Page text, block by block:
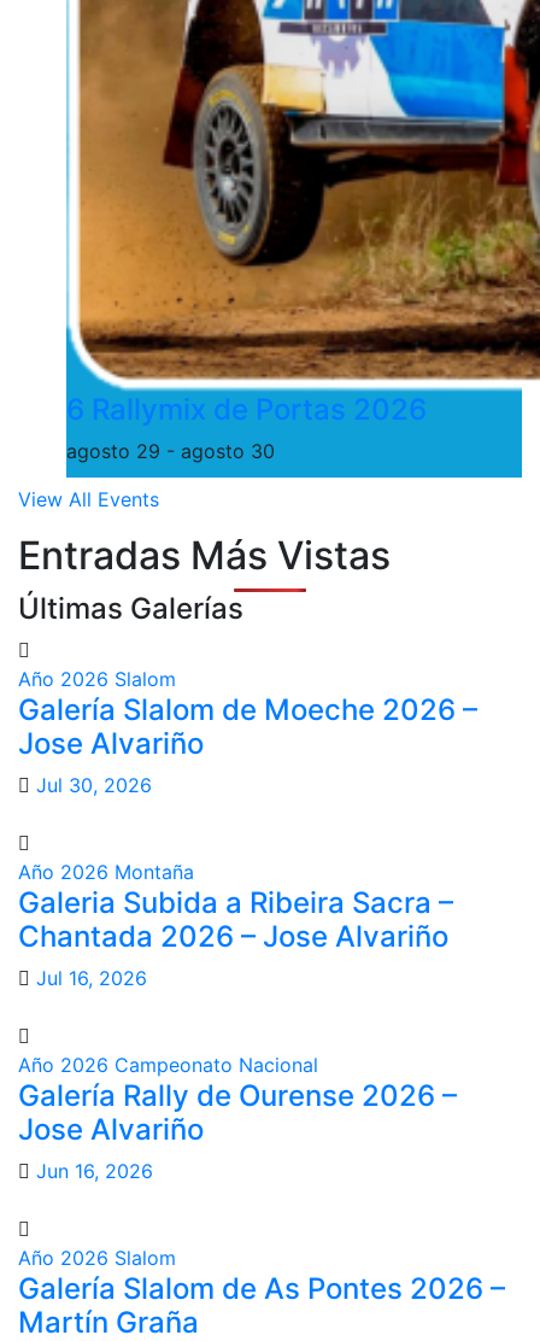
6 Rallymix de Portas 2026
agosto 29 - agosto 30
View All Events
Entradas Más Vistas
Últimas Galerías
Año 2026 Slalom
Galería Slalom de Moeche 2026 –
Jose Alvariño
Jul 30, 2026
Año 2026 Montaña
Galeria Subida a Ribeira Sacra –
Chantada 2026 – Jose Alvariño
Jul 16, 2026
Año 2026 Campeonato Nacional
Galería Rally de Ourense 2026 –
Jose Alvariño
Jun 16, 2026
Año 2026 Slalom
Galería Slalom de As Pontes 2026 –
Martín Graña